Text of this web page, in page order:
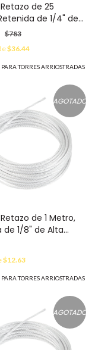
Retazo de 25
de 1/4" de
Galvanizado
S-RET-
$783
$36.44
PARA TORRES ARRIOSTRADAS
AGOTADO
Retazo de 1 Metro,
de 1/8" de Alta
Galvanizado
S-RET-
$12.63
PARA TORRES ARRIOSTRADAS
AGOTADO